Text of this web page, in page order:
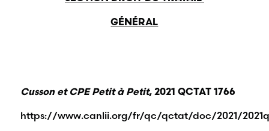
GÉNÉRAL
Cusson et CPE Petit à Petit, 2021 QCTAT 1766
https://www.canlii.org/fr/qc/qctat/doc/2021/